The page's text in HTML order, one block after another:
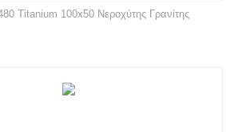
Titanium 100x50 Νεροχύτης Γρανίτης